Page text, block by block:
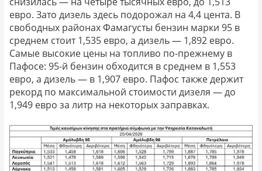
евро. Зато дизель здесь подорожал на 4,4 цента. В
свободных районах Фамагусты бензин марки 95 в
среднем стоит 1,535 евро, а дизель — 1,892 евро.
Самые высокие цены на топливо по-прежнему в
Пафосе: 95-й бензин обходится в среднем в 1,553
евро, а дизель — в 1,907 евро. Пафос также держит
рекорд по максимальной стоимости дизеля — до
1,949 евро за литр на некоторых заправках.